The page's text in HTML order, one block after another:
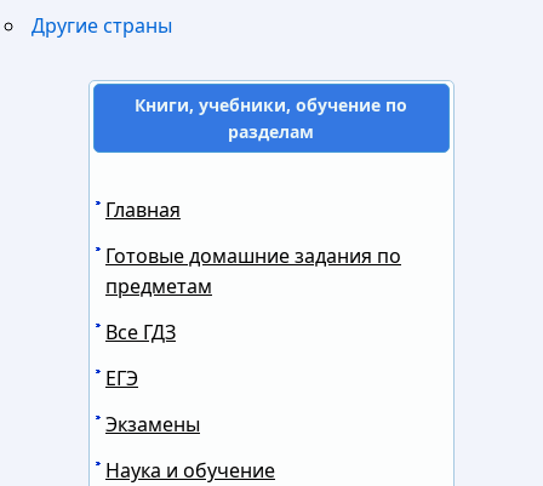
Другие страны
Книги, учебники, обучение по
разделам
Главная
Готовые домашние задания по
предметам
Все ГДЗ
ЕГЭ
Экзамены
Наука и обучение